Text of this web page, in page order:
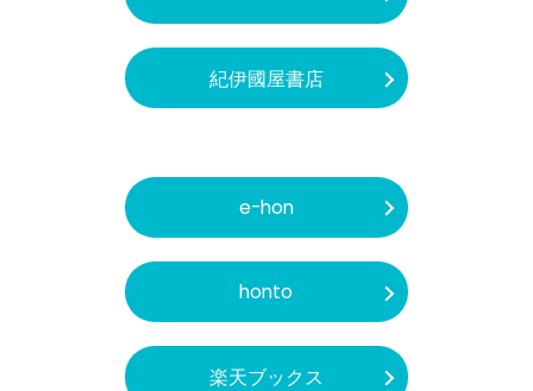
紀伊國屋書店
e-hon
honto
楽天ブックス